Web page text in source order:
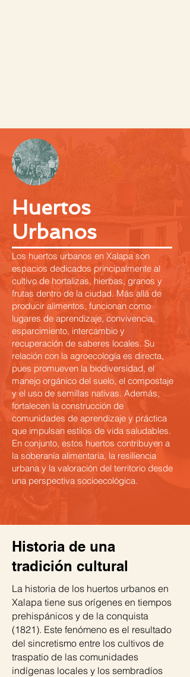
Huertos
Urbanos
Los huertos urbanos en Xalapa son
espacios dedicados principalmente al
cultivo de hortalizas, hierbas, granos y
frutas dentro de la ciudad. Más allá de
producir alimentos, funcionan como
lugares de aprendizaje, convivencia,
esparcimiento, intercambio y
recuperación de saberes locales. Su
relación con la agroecología es directa,
pues promueven la biodiversidad, el
manejo orgánico del suelo, el compostaje
y el uso de semillas nativas. Además,
fortalecen la construcción de
comunidades de aprendizaje y práctica
que impulsan estilos de vida saludables.
En conjunto, estos huertos contribuyen a
la soberanía alimentaria, la resiliencia
urbana y la valoración del territorio desde
una perspectiva socioecológica.
Historia de una
tradición cultural
La historia de los huertos urbanos en
Xalapa tiene sus orígenes en tiempos
prehispánicos y de la conquista
(1821). Este fenómeno es el resultado
del sincretismo entre los cultivos de
traspatio de las comunidades
indígenas locales y los sembradíos